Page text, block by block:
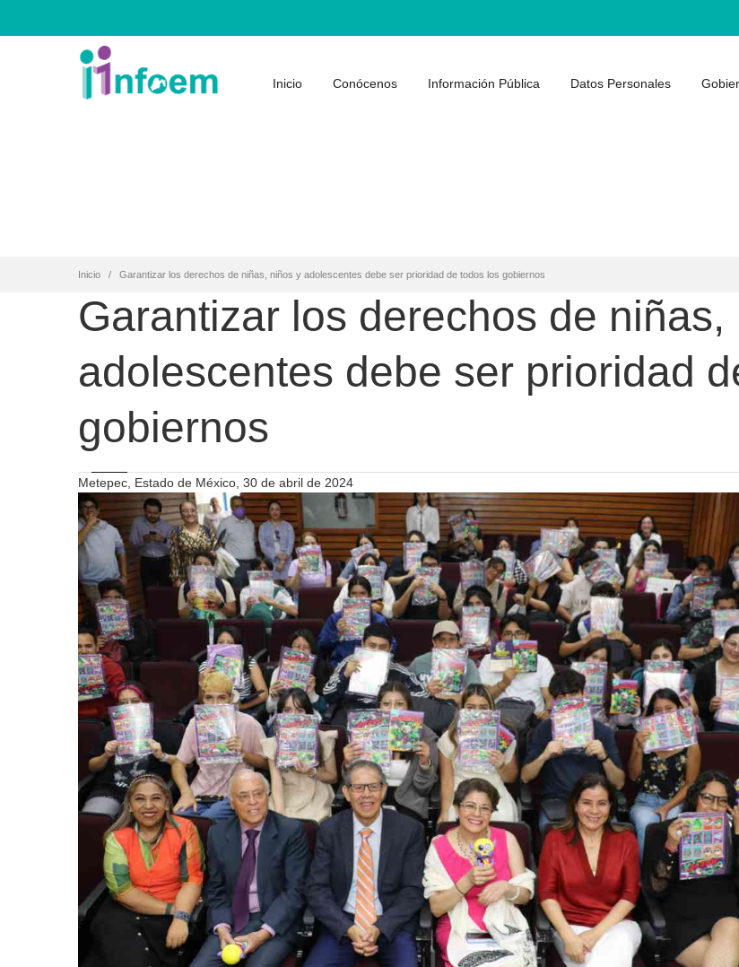
Inicio Conócenos Información Pública Datos Personales
Inicio Garantizar los derechos de niñas, niños y adolescentes debe ser prioridad de todos los gobiernos
Garantizar los derechos de niñas,
adolescentes debe ser prioridad
gobiernos
Metepec, Estado de México, 30 de abril de 2024